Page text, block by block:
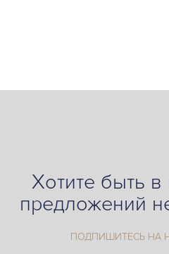
Хотите быть
предложений
ПОДПИШИТЕСЬ НА